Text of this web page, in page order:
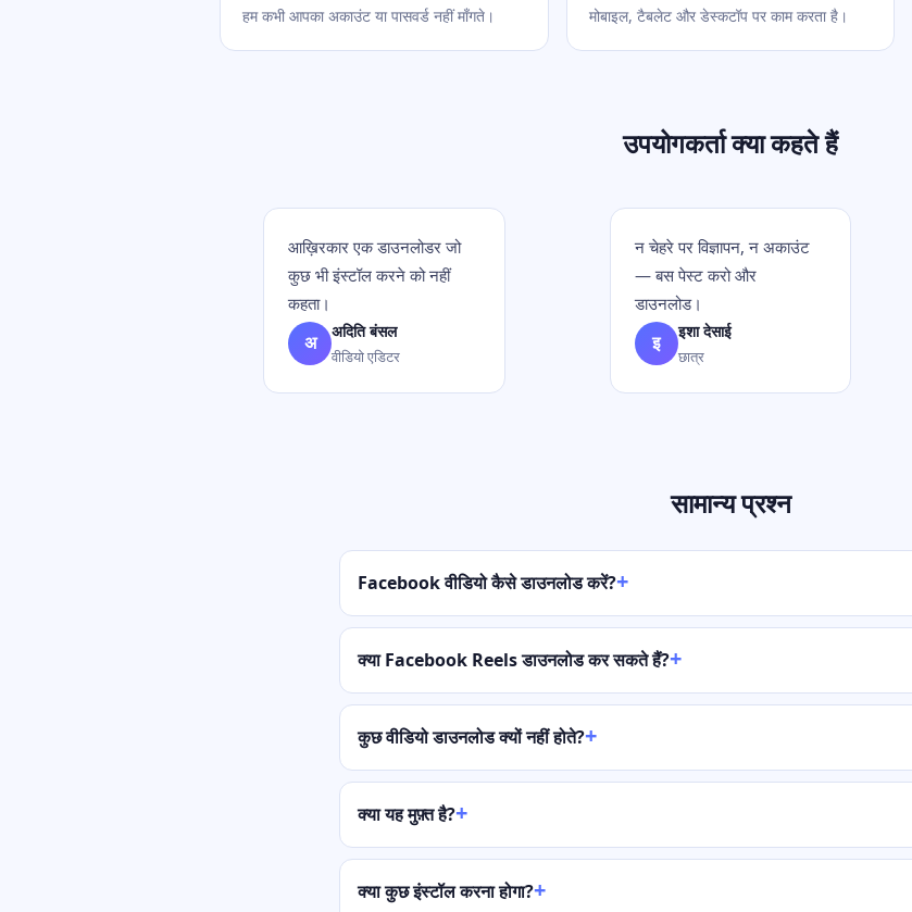
हम कभी आपका अकाउंट या पासवर्ड नहीं माँगते। मोबाइल, टैबलेट और डेस्कटॉप पर काम करता है।
उपयोगकर्ता क्या कहते हैं
आख़िरकार एक डाउनलोडर जो
कुछ भी इंस्टॉल करने को नहीं
कहता।
अ अदिति बंसल
वीडियो एडिटर
न चेहरे पर विज्ञापन, न अकाउंट
— बस पेस्ट करो और
डाउनलोड।
इ इशा देसाई
छात्र
सामान्य प्रश्न
Facebook वीडियो कैसे डाउनलोड करें?
क्या Facebook Reels डाउनलोड कर सकते हैं?
कुछ वीडियो डाउनलोड क्यों नहीं होते?
क्या यह मुफ़्त है?
क्या कुछ इंस्टॉल करना होगा?